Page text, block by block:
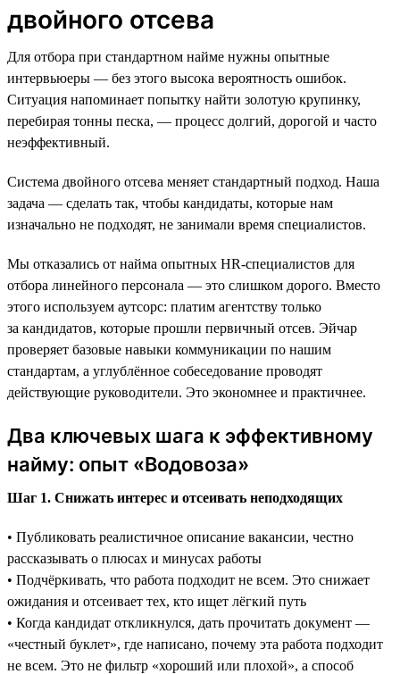
двойного отсева
Для отбора при стандартном найме нужны опытные
интервьюеры — без этого высока вероятность ошибок.
Ситуация напоминает попытку найти золотую крупинку,
перебирая тонны песка, — процесс долгий, дорогой и часто
неэффективный.
Система двойного отсева меняет стандартный подход. Наша
задача — сделать так, чтобы кандидаты, которые нам
изначально не подходят, не занимали время специалистов.
Мы отказались от найма опытных HR-специалистов для
отбора линейного персонала — это слишком дорого. Вместо
этого используем аутсорс: платим агентству только
за кандидатов, которые прошли первичный отсев. Эйчар
проверяет базовые навыки коммуникации по нашим
стандартам, а углублённое собеседование проводят
действующие руководители. Это экономнее и практичнее.
Два ключевых шага к эффективному
найму: опыт «Водовоза»
Шаг 1. Снижать интерес и отсеивать неподходящих
• Публиковать реалистичное описание вакансии, честно
рассказывать о плюсах и минусах работы
• Подчёркивать, что работа подходит не всем. Это снижает
ожидания и отсеивает тех, кто ищет лёгкий путь
• Когда кандидат откликнулся, дать прочитать документ —
«честный буклет», где написано, почему эта работа подходит
не всем. Это не фильтр «хороший или плохой», а способ